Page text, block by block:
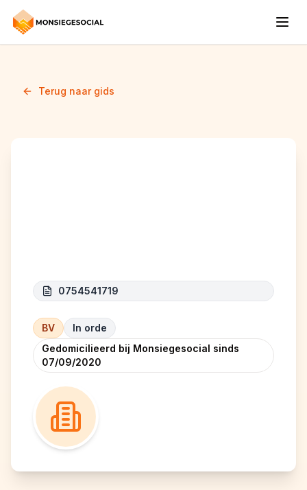
Terug naar gids
0754541719
BV
In orde
Gedomicilieerd bij Monsiegesocial sinds
07/09/2020